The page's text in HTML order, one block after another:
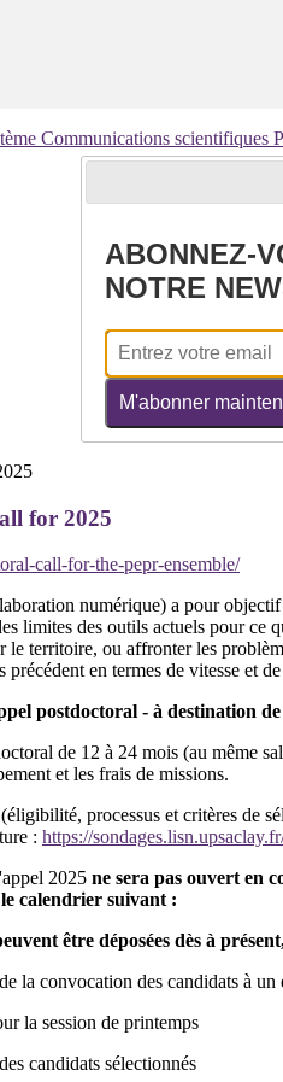
Communications scientifiques
for 2025
call-for-the-pepr-ensemble/
numérique) a pour
limites des outils actuels pour
territoire, ou affronter les
en termes de vitesse et
postdoctoral - à destination
de 12 à 24 mois (au même
et les frais de missions.
processus et critères de
: https://
2025 ne sera pas ouvert en
calendrier suivant :
être déposées dès à
la convocation des candidats à un
la session de printemps
candidats sélectionnés
ABONNEZ-
NOTRE
M'abonner